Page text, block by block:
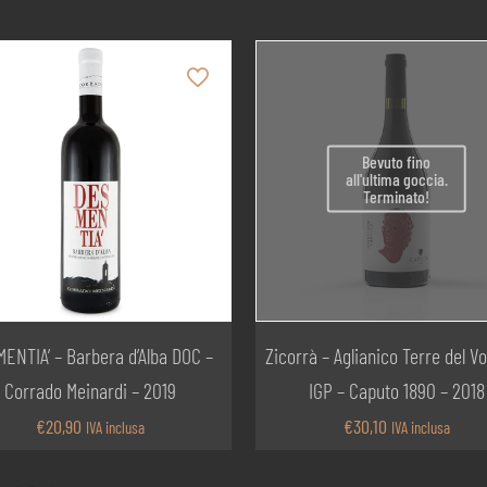
– Barbera d’Alba DOC –
Corrado Meinardi – 2019
€20,90 IVA inclusa
Bevuto fino
all'ultima goccia.
Terminato!
Zicorrà – Aglianico Terre del
IGP – Caputo 1890 – 2018
€30,10 IVA inclusa